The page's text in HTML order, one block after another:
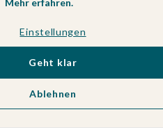
Mehr erfahren.
Einstellungen
Ablehnen
Geht klar